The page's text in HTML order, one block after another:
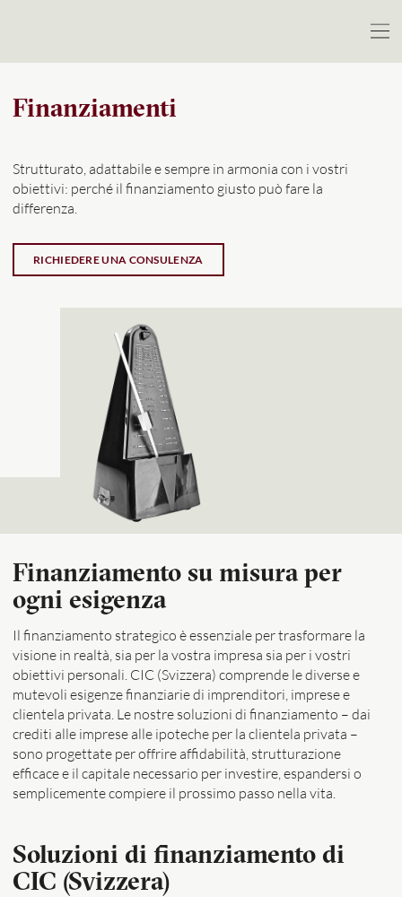
Finanziamenti
Strutturato, adattabile e sempre in armonia con i vostri
obiettivi: perché il finanziamento giusto può fare la
differenza.
RICHIEDERE UNA CONSULENZA
Finanziamento su misura per
ogni esigenza
Il finanziamento strategico è essenziale per trasformare la
visione in realtà, sia per la vostra impresa sia per i vostri
obiettivi personali. CIC (Svizzera) comprende le diverse e
mutevoli esigenze finanziarie di imprenditori, imprese e
clientela privata. Le nostre soluzioni di finanziamento – dai
crediti alle imprese alle ipoteche per la clientela privata –
sono progettate per offrire affidabilità, strutturazione
efficace e il capitale necessario per investire, espandersi o
semplicemente compiere il prossimo passo nella vita.
Soluzioni di finanziamento di
CIC (Svizzera)